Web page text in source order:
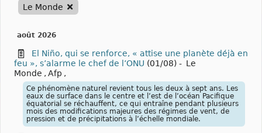
Le Monde
août 2026
El Niño, qui se renforce, « attise une planète déjà en
feu », s’alarme le chef de l’ONU (01/08) - Le
Monde , Afp ,
Ce phénomène naturel revient tous les deux à sept ans. Les
eaux de surface dans le centre et l’est de l’océan Pacifique
équatorial se réchauffent, ce qui entraîne pendant plusieurs
mois des modifications majeures des régimes de vent, de
pression et de précipitations à l’échelle mondiale.